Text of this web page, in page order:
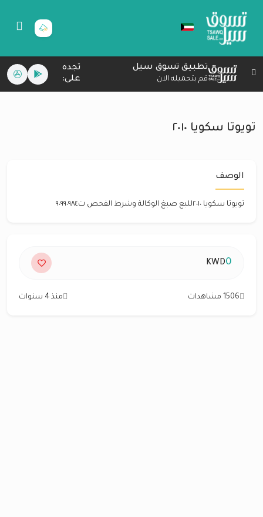
تطبيق تسوق سيل
قم بتحميله الان
تجده
على:
تويوتا سكويا ٢٠١٠
الوصف
تويوتا سكويا ٢٠١٠للبع صبغ الوكالة وشرط الفحص ت٩٠٩٩٠٩٨٤
0
KWD
1506 مشاهدات منذ 4 سنوات